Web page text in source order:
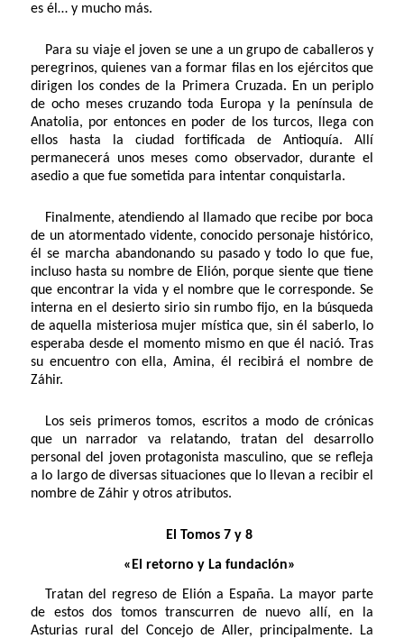
es él… y mucho más.
Para su viaje el joven se une a un grupo de caballeros y
peregrinos, quienes van a formar filas en los ejércitos que
dirigen los condes de la Primera Cruzada. En un periplo
de ocho meses cruzando toda Europa y la península de
Anatolia, por entonces en poder de los turcos, llega con
ellos hasta la ciudad fortificada de Antioquía. Allí
permanecerá unos meses como observador, durante el
asedio a que fue sometida para intentar conquistarla.
Finalmente, atendiendo al llamado que recibe por boca
de un atormentado vidente, conocido personaje histórico,
él se marcha abandonando su pasado y todo lo que fue,
incluso hasta su nombre de Elión, porque siente que tiene
que encontrar la vida y el nombre que le corresponde. Se
interna en el desierto sirio sin rumbo fijo, en la búsqueda
de aquella misteriosa mujer mística que, sin él saberlo, lo
esperaba desde el momento mismo en que él nació. Tras
su encuentro con ella, Amina, él recibirá el nombre de
Záhir.
Los seis primeros tomos, escritos a modo de crónicas
que un narrador va relatando, tratan del desarrollo
personal del joven protagonista masculino, que se refleja
a lo largo de diversas situaciones que lo llevan a recibir el
nombre de Záhir y otros atributos.
El Tomos 7 y 8
«El retorno y La fundación»
Tratan del regreso de Elión a España. La mayor parte
de estos dos tomos transcurren de nuevo allí, en la
Asturias rural del Concejo de Aller, principalmente. La